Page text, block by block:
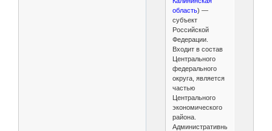
область) —
субъект
Российской
Федерации.
Входит в состав
Центрального
федерального
округа, является
частью
Центрального
экономического
района.
Административный